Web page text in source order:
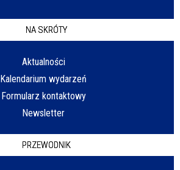
NA SKRÓTY
Aktualności
Kalendarium wydarzeń
Formularz kontaktowy
Newsletter
PRZEWODNIK